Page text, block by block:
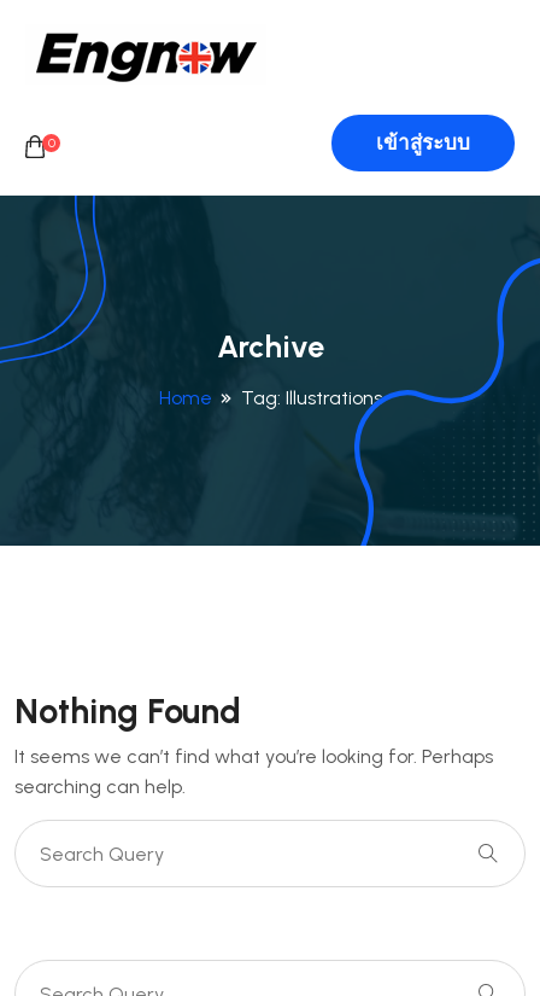
0 เข้าสู่ระบบ
Archive
Home Tag: Illustrations
Nothing Found
It seems we can’t find what you’re looking for. Perhaps
searching can help.